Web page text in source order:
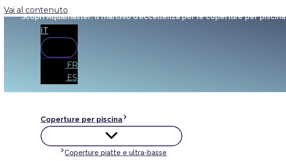
Vai al contenuto
Scopri Aquamaster: il marchio d’eccellenza per le coperture per piscina
IT
FR
ES
Coperture per piscina
Coperture piatte e ultra-basse